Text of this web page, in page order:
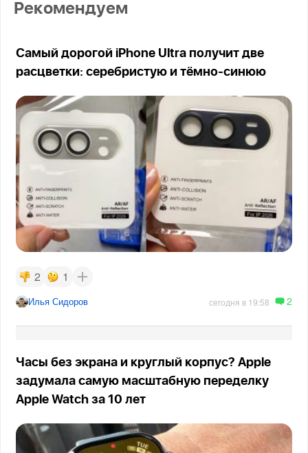
Рекомендуем
Самый дорогой iPhone Ultra получит две
расцветки: серебристую и тёмно-синюю
2 1
Илья Сидоров сегодня в 19:58 2
Часы без экрана и круглый корпус? Apple
задумала самую масштабную переделку
Apple Watch за 10 лет